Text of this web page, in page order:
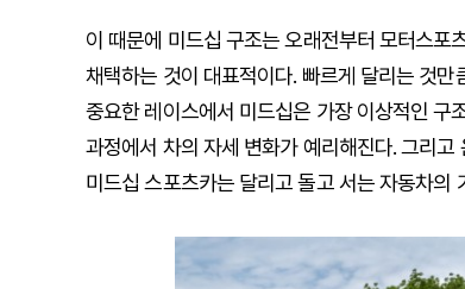
이 때문에 미드십 구조는 오래전부터 모터스포
채택하는 것이 대표적이다. 빠르게 달리는 것
중요한 레이스에서 미드십은 가장 이상적인 구
과정에서 차의 자세 변화가 예리해진다. 그리
미드십 스포츠카는 달리고 돌고 서는 자동차의